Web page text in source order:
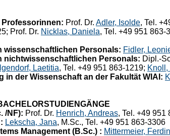
Prof. Dr. Adler, Isolde, Tel.
Prof. Dr. Nicklas, Daniela, Tel. +49 951 863-
wissenschaftlichen Personals: Fidler,
nichtwissenschaftlichen Personals: Dipl.-
Laetitia, Tel. +49 951 863-1219; Knoll,
in der Wissenschaft an der Fakultät WIAI:
/NF): Prof. Dr. Henrich, Andreas, Tel. +49 951
Lekscha, Jana, M.Sc., Tel. +49 951 863-3306
Management (B.Sc.) : Mittermeier,